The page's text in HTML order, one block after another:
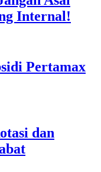
Internal!
Pertamax
dan